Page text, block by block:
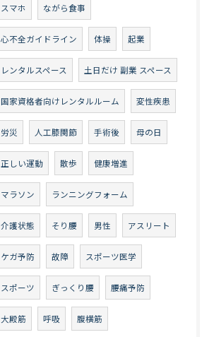
スマホ ながら食事
心不全ガイドライン 体操 起業
レンタルスペース 土日だけ 副業 スペース
国家資格者向けレンタルルーム 変性疾患
労災 人工膝関節 手術後 母の日
正しい運動 散歩 健康増進
マラソン ランニングフォーム
介護状態 そり腰 男性 アスリート
ケガ予防 故障 スポーツ医学
スポーツ ぎっくり腰 腰痛予防
大殿筋 呼吸 腹横筋